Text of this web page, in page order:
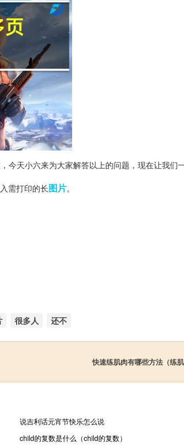
今天小六来为大家解答以上的问题，现在让我们
需打印的长图片。
很多人 还不
快速练肌肉有哪些方法（练
说吉利话元宵节快乐怎么说
child的复数是什么（child的复数）